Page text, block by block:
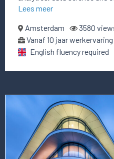
Lees meer
Amsterdam
3580
Vanaf 10 jaar werkervaring
English fluency required
meer
vacature